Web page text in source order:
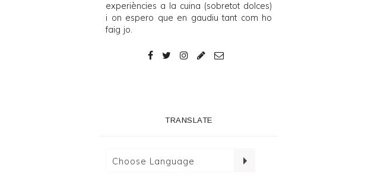
experiències a la cuina (sobretot dolces)
i on espero que en gaudiu tant com ho
faig jo.
TRANSLATE